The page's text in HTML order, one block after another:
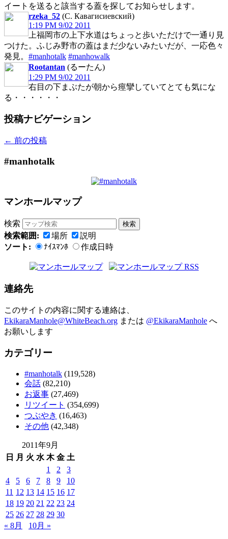
イートを送ると該当する蓋を探してお知らせします。
rzeka_52 (С. Кавагисиевский)
1:19 PM 9/02 2011
上福岡市の上下水道はちょっと歩いただけで一通り見
つけた。ふじみ野市の蓋はまだ少ないみたいだが、一応色々
発見。 #manhotalk #manhowalk
Rootantan (るーたん)
1:29 PM 9/02 2011
右目の下まぶたが朝から痙攣していてとても気にな
る・・・・・・
投稿ナビゲーション
← 前の投稿
#manhotalk
マンホールマップ
検索
検索範囲:
場所
説明
ソート:
ﾅｲｽﾏﾝﾎ 作成日時
連絡先
このサイトの内容に関する連絡は、
EkikaraManhole@WhiteBeach.org または @EkikaraManhole へ
お願いします
カテゴリー
#manhotalk (119,528)
会話 (82,210)
お返事 (27,469)
リツイート (354,699)
つぶやき (16,463)
その他 (42,348)
2011年9月
日
月 火 水 木 金 土
1
2
3
4
5 6 7 8 9
10
11 12 13 14 15 16 17
18 19 20 21 22 23 24
25 26 27 28 29 30
« 8月
10月 »